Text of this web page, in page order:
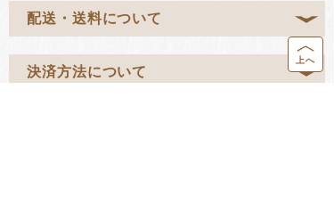
配送・送料について
決済方法について
上へ